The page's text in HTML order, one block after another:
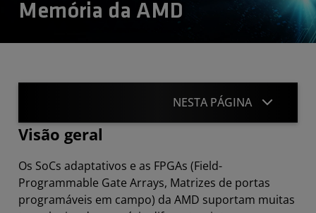
Memória da AMD
NESTA PÁGINA
Memória interna (HBM, RAM)
Interfaces de memória externa
Visão geral
Os SoCs adaptativos e as FPGAs (Field-
Programmable Gate Arrays, Matrizes de portas
programáveis em campo) da AMD suportam muitas